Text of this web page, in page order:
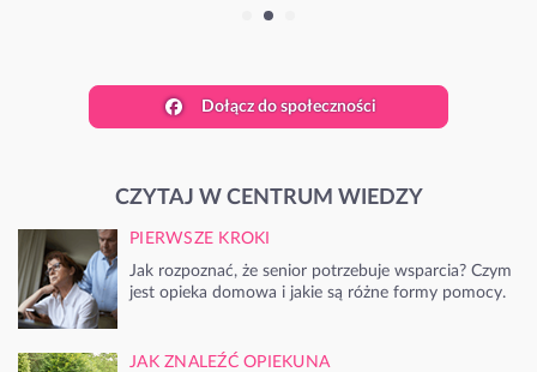
Dołącz do społeczności
CZYTAJ W CENTRUM WIEDZY
PIERWSZE KROKI
Jak rozpoznać, że senior potrzebuje wsparcia? Czym
jest opieka domowa i jakie są różne formy pomocy.
JAK ZNALEŹĆ OPIEKUNA